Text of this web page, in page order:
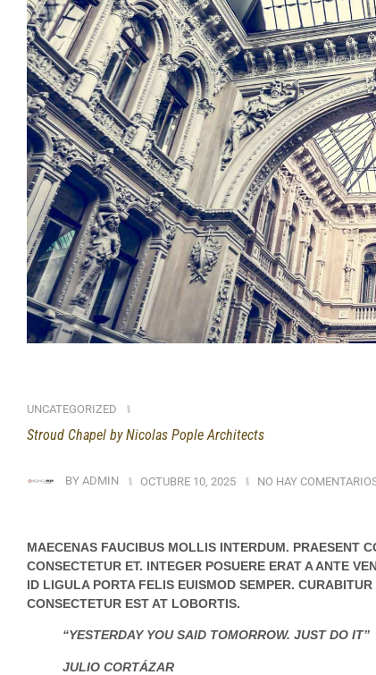
UNCATEGORIZED ⑊
Stroud Chapel by Nicolas Pople Architects
BY ADMIN ⑊ OCTUBRE 10, 2025 ⑊ NO HAY
MAECENAS FAUCIBUS MOLLIS INTERDUM. PRAESENT
CONSECTETUR ET. INTEGER POSUERE ERAT A ANTE
ID LIGULA PORTA FELIS EUISMOD SEMPER.
CONSECTETUR EST AT LOBORTIS.
“YESTERDAY YOU SAID TOMORROW. JUST DO IT”
JULIO CORTÁZAR